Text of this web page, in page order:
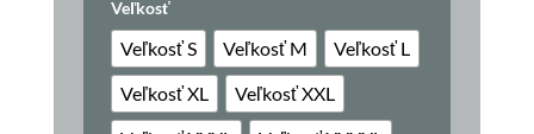
Veľkosť
Veľkosť S Veľkosť M
Veľkosť L
Veľkosť XL
Veľkosť XXL